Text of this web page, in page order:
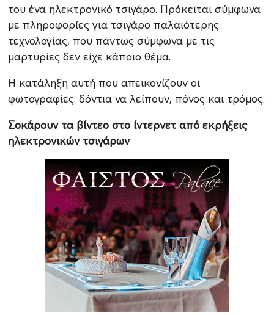
του ένα ηλεκτρονικό τσιγάρο. Πρόκειται σύμφωνα
με πληροφορίες για τσιγάρο παλαιότερης
τεχνολογίας, που πάντως σύμφωνα με τις
μαρτυρίες δεν είχε κάποιο θέμα.
Η κατάληξη αυτή που απεικονίζουν οι
φωτογραφίες: δόντια να λείπουν, πόνος και τρόμος.
Σοκάρουν τα βίντεο στο ίντερνετ από εκρήξεις
ηλεκτρονικών τσιγάρων